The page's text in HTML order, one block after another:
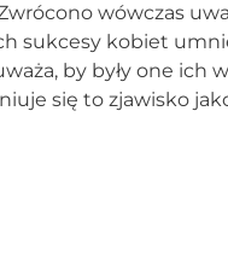
wówczas
sukcesy kobiet
by były one ich
się to zjawisko